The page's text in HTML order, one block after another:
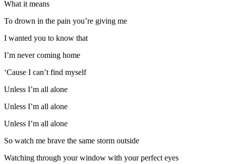
What it means
To drown in the pain you’re giving me
I wanted you to know that
I’m never coming home
‘Cause I can’t find myself
Unless I’m all alone
Unless I’m all alone
Unless I’m all alone
So watch me brave the same storm outside
Watching through your window with your perfect eyes